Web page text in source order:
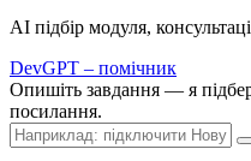
AI підбір модуля,
DevGPT – помічник
Опишіть завдання — я
посилання.